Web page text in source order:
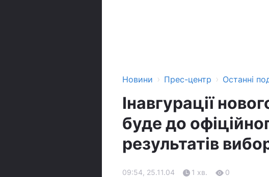
Новини › Прес-центр › Останні
Інавгурації
буде до
результатів
09:54, 25.11.04 1 хв. 0